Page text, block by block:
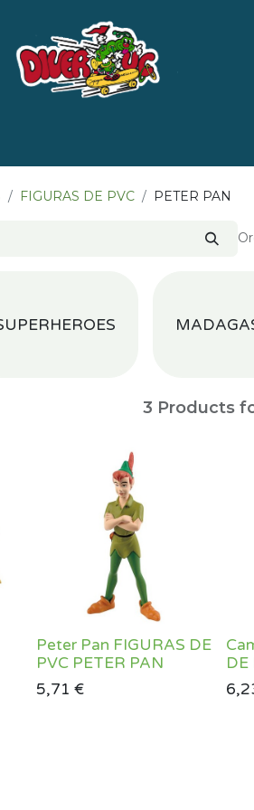
FIGURAS DE PVC PETER PAN
3 Products
Peter Pan FIGURAS DE
PVC PETER PAN
5,71 €
DE